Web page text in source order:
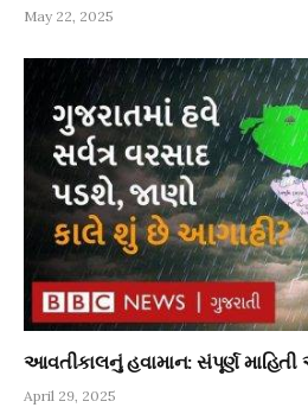
May 22, 2025
આવતીકાલનું હવામાન: સંપૂર્ણ માહિતી
April 29, 2025